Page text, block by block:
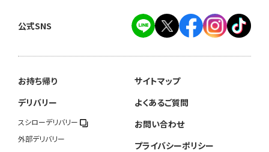
公式SNS
お持ち帰り
デリバリー
スシローデリバリー
外部デリバリー
サイトマップ
よくあるご質問
お問い合わせ
プライバシーポリシー